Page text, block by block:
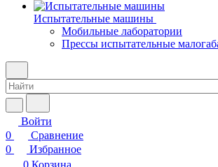
Испытательные машины
Мобильные лаборатории
Прессы испытательные
Войти
0
Сравнение
0
Избранное
0 Корзина